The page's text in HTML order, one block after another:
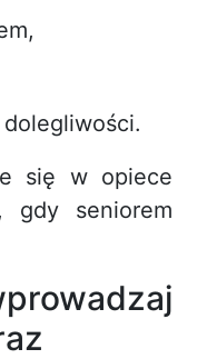
się w opiece
gdy seniorem